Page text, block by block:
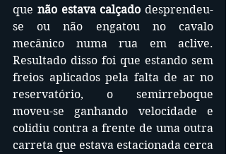
que não estava calçado desprendeu-
se ou não engatou no cavalo
mecânico numa rua em aclive.
Resultado disso foi que estando sem
freios aplicados pela falta de ar no
reservatório, o semirreboque
moveu-se ganhando velocidade e
colidiu contra a frente de uma outra
carreta que estava estacionada cerca